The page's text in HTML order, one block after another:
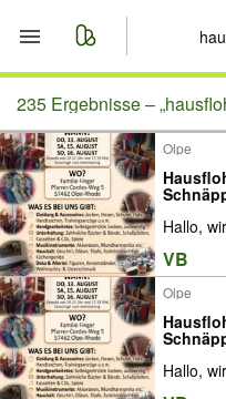
Start
Merkliste
Nachrichten
Anzeige aufgeben
235 Ergebnisse –
Olpe
Hallo,
VB
Olpe
Hallo,